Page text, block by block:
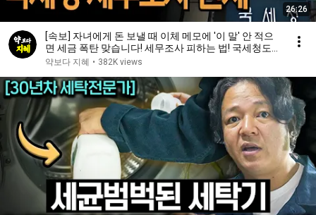
26:26
[속보] 자녀에게 돈 보낼 때 이체 메모에 '이 말' 안 적으
면 세금 폭탄 맞습니다! 세무조사 피하는 법! 국세청도
인정하는 작성법 공개 | 인생지혜 | 행복노후 | 오디오북
약보다 지혜 • 382K views